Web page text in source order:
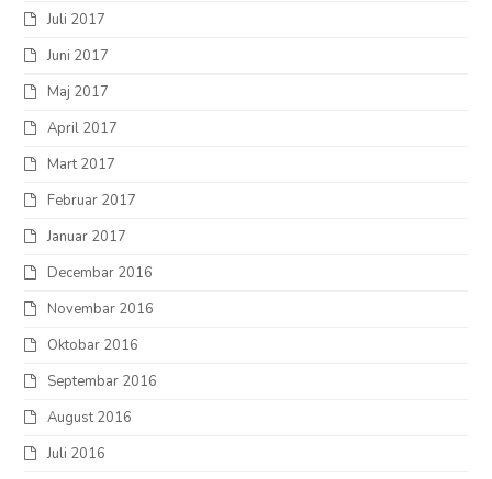
Juli 2017
Juni 2017
Maj 2017
April 2017
Mart 2017
Februar 2017
Januar 2017
Decembar 2016
Novembar 2016
Oktobar 2016
Septembar 2016
August 2016
Juli 2016